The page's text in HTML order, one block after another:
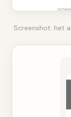
Screenshot: het